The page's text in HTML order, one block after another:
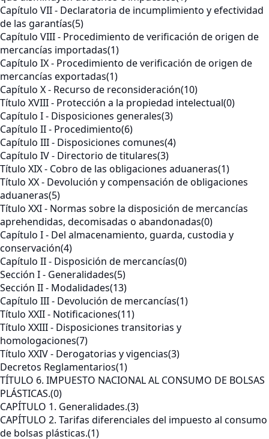
Capítulo VII - Declaratoria de incumplimiento y efectividad
de las garantías(5)
Capítulo VIII - Procedimiento de verificación de origen de
mercancías importadas(1)
Capítulo IX - Procedimiento de verificación de origen de
mercancías exportadas(1)
Capítulo X - Recurso de reconsideración(10)
Título XVIII - Protección a la propiedad intelectual(0)
Capítulo I - Disposiciones generales(3)
Capítulo II - Procedimiento(6)
Capítulo III - Disposiciones comunes(4)
Capítulo IV - Directorio de titulares(3)
Título XIX - Cobro de las obligaciones aduaneras(1)
Título XX - Devolución y compensación de obligaciones
aduaneras(5)
Título XXI - Normas sobre la disposición de mercancías
aprehendidas, decomisadas o abandonadas(0)
Capítulo I - Del almacenamiento, guarda, custodia y
conservación(4)
Capítulo II - Disposición de mercancías(0)
Sección I - Generalidades(5)
Sección II - Modalidades(13)
Capítulo III - Devolución de mercancías(1)
Título XXII - Notificaciones(11)
Título XXIII - Disposiciones transitorias y
homologaciones(7)
Título XXIV - Derogatorias y vigencias(3)
Decretos Reglamentarios(1)
TÍTULO 6. IMPUESTO NACIONAL AL CONSUMO DE BOLSAS
PLÁSTICAS.(0)
CAPÍTULO 1. Generalidades.(3)
CAPÍTULO 2. Tarifas diferenciales del impuesto al consumo
de bolsas plásticas.(1)